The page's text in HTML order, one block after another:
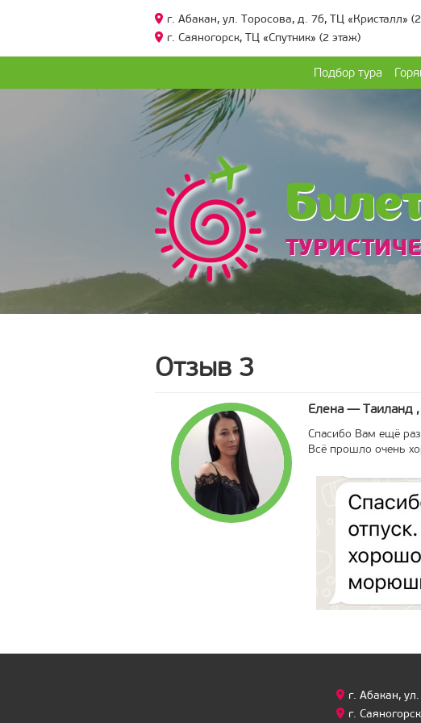
г. Абакан, ул. Торосова, д. 7б, ТЦ «Кристалл»
г. Саяногорск, ТЦ «Спутник» (2 этаж)
Подбор тура
Отзыв 3
Елена — Таиланд ,
Спасибо Вам ещё
Всё прошло очень
г. Абакан,
г.